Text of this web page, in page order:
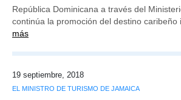
República Dominicana a través del
continúa la promoción del destino caribeño
más
19 septiembre, 2018
EL MINISTRO DE TURISMO DE JAMAICA